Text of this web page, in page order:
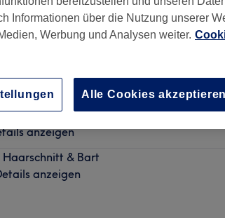
anzeigen
anzeigen
Haarschnitt & Bart
anzeigen
Informationen über die Nutzung unserer
Werbung und Analysen weiter.
Alle Cookies